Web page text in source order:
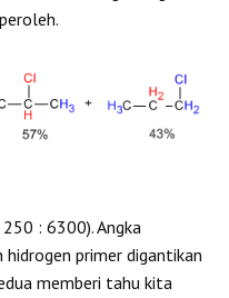
: 6300). Angka
primer digantikan
memberi tahu kita